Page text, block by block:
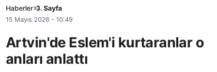
Haberler 3. Sayfa
15 Mayıs 2026 - 10:49
Artvin'de Eslem'i kurtaranlar o
anları anlattı